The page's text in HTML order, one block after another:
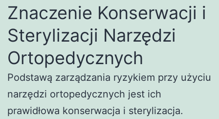
Znaczenie Konserwacji i
Sterylizacji Narzędzi
Ortopedycznych
Podstawą zarządzania ryzykiem przy użyciu
narzędzi ortopedycznych jest ich
prawidłowa konserwacja i sterylizacja.